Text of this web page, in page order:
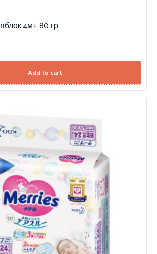
4м+ 80 гр
Add to cart